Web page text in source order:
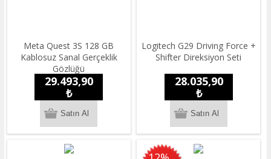
Meta Quest 3S 128 GB
Kablosuz Sanal Gerçeklik
Gözlüğü
29.493,90
₺
Logitech G29 Driving Force +
Shifter Direksiyon Seti
28.035,90
₺